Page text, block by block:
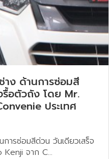
ง ด้านการซ่อมสี
รื้อตัวถัง โดย Mr.
ประเทศ
ารซ่อมสีด่วน วันเดียวเสร็จ
จาก C...